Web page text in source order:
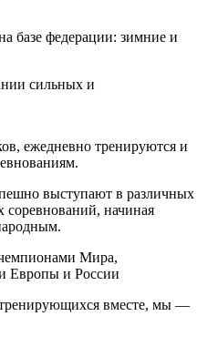
базе федерации: зимние и
сильных и
ежедневно тренируются и
выступают в различных
соревнований, начиная
Мира,
Европы и России
вместе, мы —